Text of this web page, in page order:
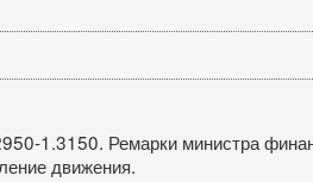
1.3150. Ремарки министра
движения.